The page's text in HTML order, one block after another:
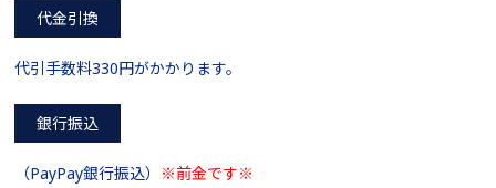
代金引換
代引手数料330円がかかります。
銀行振込
（PayPay銀行振込） ※前金です※